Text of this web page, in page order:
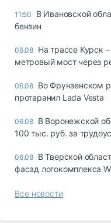
11:50
В Ивановской
бензин
06.08 На трассе Курск
метровый мост через
06.08 Во Фрунзенском
протаранил Lada Vesta
06.08 В Воронежской
100 тыс. руб. за
06.08 В Тверской
фасад логокомплекса
Все новости